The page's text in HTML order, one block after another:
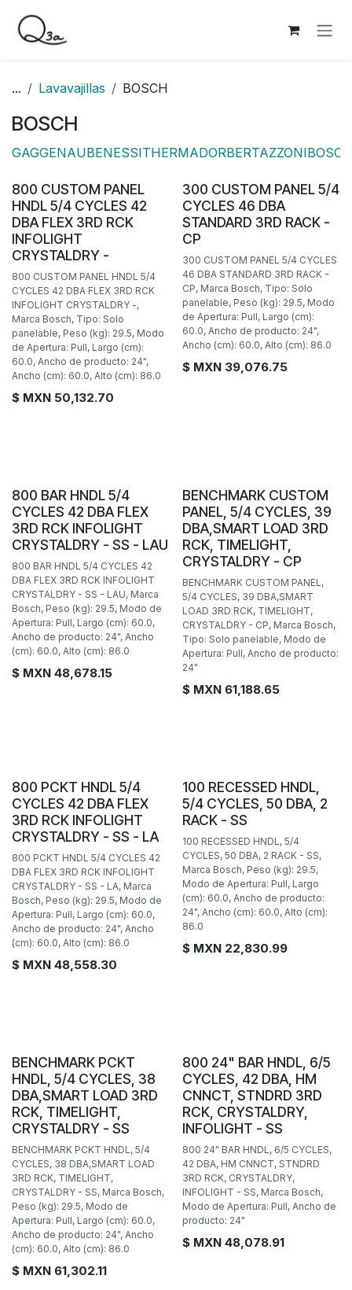
... Lavavajillas BOSCH
BOSCH
GAGGENAUBENESSITHERMADORBERTAZZONIBOSCH
BAJO PEDIDO
800 CUSTOM PANEL
HNDL 5/4 CYCLES 42
DBA FLEX 3RD RCK
INFOLIGHT
CRYSTALDRY -
800 CUSTOM PANEL HNDL 5/4
CYCLES 42 DBA FLEX 3RD RCK
INFOLIGHT CRYSTALDRY -,
Marca Bosch, Tipo: Solo
panelable, Peso (kg): 29.5, Modo
de Apertura: Pull, Largo (cm):
60.0, Ancho de producto: 24",
Ancho (cm): 60.0, Alto (cm): 86.0
$ MXN 50,132.70
BAJO PEDIDO
300 CUSTOM PANEL 5/4
CYCLES 46 DBA
STANDARD 3RD RACK -
CP
300 CUSTOM PANEL 5/4 CYCLES
46 DBA STANDARD 3RD RACK -
CP, Marca Bosch, Tipo: Solo
panelable, Peso (kg): 29.5, Modo
de Apertura: Pull, Largo (cm):
60.0, Ancho de producto: 24",
Ancho (cm): 60.0, Alto (cm): 86.0
$ MXN 39,076.75
BAJO PEDIDO
800 BAR HNDL 5/4
CYCLES 42 DBA FLEX
3RD RCK INFOLIGHT
CRYSTALDRY - SS - LAU
800 BAR HNDL 5/4 CYCLES 42
DBA FLEX 3RD RCK INFOLIGHT
CRYSTALDRY - SS - LAU, Marca
Bosch, Peso (kg): 29.5, Modo de
Apertura: Pull, Largo (cm): 60.0,
Ancho de producto: 24", Ancho
(cm): 60.0, Alto (cm): 86.0
$ MXN 48,678.15
BAJO PEDIDO
BENCHMARK CUSTOM
PANEL, 5/4 CYCLES, 39
DBA,SMART LOAD 3RD
RCK, TIMELIGHT,
CRYSTALDRY - CP
BENCHMARK CUSTOM PANEL,
5/4 CYCLES, 39 DBA,SMART
LOAD 3RD RCK, TIMELIGHT,
CRYSTALDRY - CP, Marca Bosch,
Tipo: Solo panelable, Modo de
Apertura: Pull, Ancho de producto:
24"
$ MXN 61,188.65
800 PCKT HNDL 5/4
CYCLES 42 DBA FLEX
3RD RCK INFOLIGHT
CRYSTALDRY - SS - LA
800 PCKT HNDL 5/4 CYCLES 42
DBA FLEX 3RD RCK INFOLIGHT
CRYSTALDRY - SS - LA, Marca
Bosch, Peso (kg): 29.5, Modo de
Apertura: Pull, Largo (cm): 60.0,
Ancho de producto: 24", Ancho
(cm): 60.0, Alto (cm): 86.0
$ MXN 48,558.30
100 RECESSED HNDL,
5/4 CYCLES, 50 DBA, 2
RACK - SS
100 RECESSED HNDL, 5/4
CYCLES, 50 DBA, 2 RACK - SS,
Marca Bosch, Peso (kg): 29.5,
Modo de Apertura: Pull, Largo
(cm): 60.0, Ancho de producto:
24", Ancho (cm): 60.0, Alto (cm):
86.0
$ MXN 22,830.99
BAJO PEDIDO
BENCHMARK PCKT
HNDL, 5/4 CYCLES, 38
DBA,SMART LOAD 3RD
RCK, TIMELIGHT,
CRYSTALDRY - SS
BENCHMARK PCKT HNDL, 5/4
CYCLES, 38 DBA,SMART LOAD
3RD RCK, TIMELIGHT,
CRYSTALDRY - SS, Marca Bosch,
Peso (kg): 29.5, Modo de
Apertura: Pull, Largo (cm): 60.0,
Ancho de producto: 24", Ancho
(cm): 60.0, Alto (cm): 86.0
$ MXN 61,302.11
BAJO PEDIDO
800 24" BAR HNDL, 6/5
CYCLES, 42 DBA, HM
CNNCT, STNDRD 3RD
RCK, CRYSTALDRY,
INFOLIGHT - SS
800 24" BAR HNDL, 6/5 CYCLES,
42 DBA, HM CNNCT, STNDRD
3RD RCK, CRYSTALDRY,
INFOLIGHT - SS, Marca Bosch,
Modo de Apertura: Pull, Ancho de
producto: 24"
$ MXN 48,078.91